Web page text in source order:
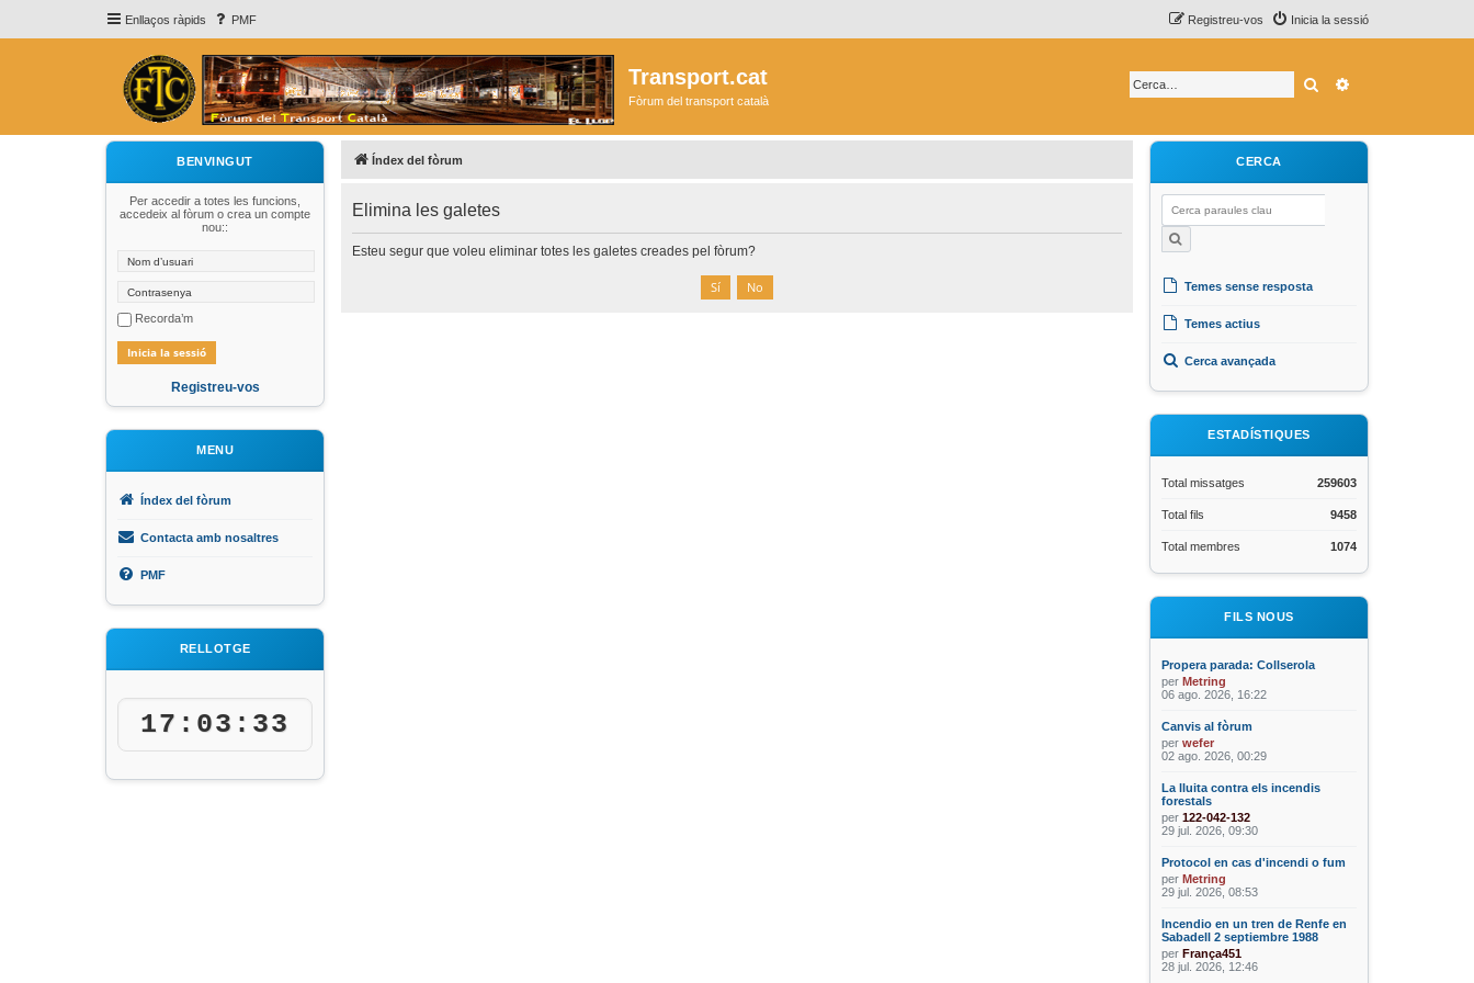
Enllaços ràpids PMF Inicia la sessió
Registreu-vos
Transport.cat
Fòrum del transport català
Cerca
BENVINGUT
Per accedir a totes les funcions,
accedeix al fòrum o crea un compte
nou::
Recorda’m
Registreu-vos
MENU
Índex del fòrum
Contacta amb nosaltres
PMF
RELLOTGE
17:03:34
Índex del fòrum
Elimina les galetes
Esteu segur que voleu eliminar totes les galetes creades pel fòrum?
CERCA
Temes sense resposta
Temes actius
Cerca avançada
ESTADÍSTIQUES
Total missatges 259603
Total fils 9458
Total membres 1074
FILS NOUS
Propera parada: Collserola
per Metring
06 ago. 2026, 16:22
Canvis al fòrum
per wefer
02 ago. 2026, 00:29
La lluita contra els incendis
forestals
per 122-042-132
29 jul. 2026, 09:30
Protocol en cas d'incendi o fum
per Metring
29 jul. 2026, 08:53
Incendio en un tren de Renfe en
Sabadell 2 septiembre 1988
per França451
28 jul. 2026, 12:46